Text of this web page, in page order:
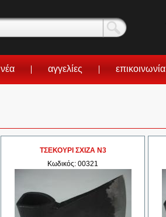
νέα αγγελίες επικοινωνία
ΤΣΕΚΟΥΡΙ ΣΧΙΖΑ Ν3
Κωδικός: 00321